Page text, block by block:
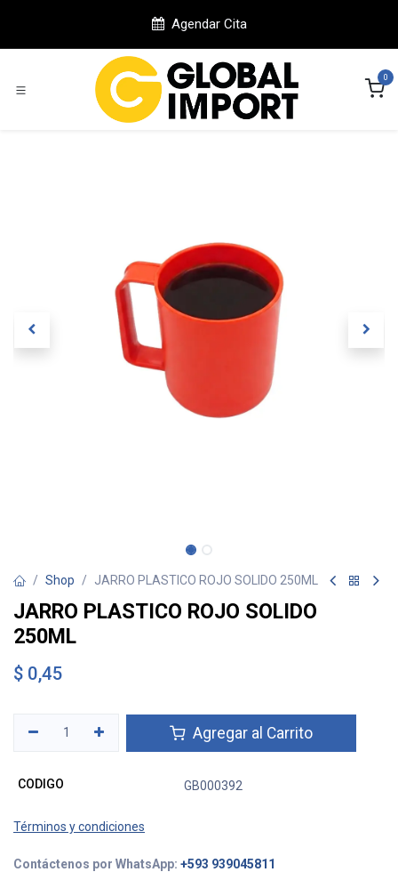
Agendar Cita
0
Shop JARRO PLASTICO ROJO SOLIDO 250ML
JARRO PLASTICO ROJO SOLIDO
250ML
$ 0,45
Agregar al Carrito
CODIGO GB000392
Términos y condiciones
Contáctenos por WhatsApp: +593 939045811